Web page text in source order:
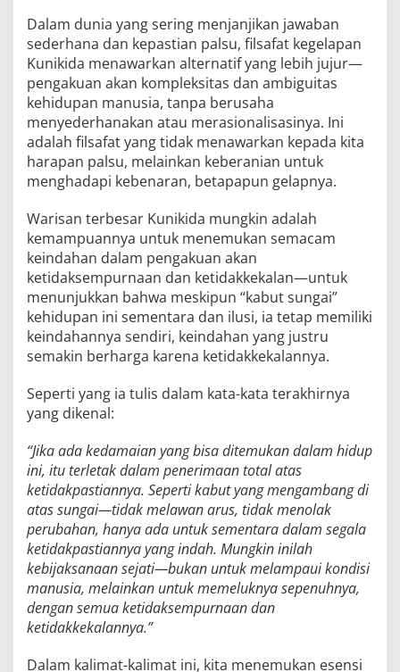
Dalam dunia yang sering menjanjikan jawaban
sederhana dan kepastian palsu, filsafat kegelapan
Kunikida menawarkan alternatif yang lebih jujur—
pengakuan akan kompleksitas dan ambiguitas
kehidupan manusia, tanpa berusaha
menyederhanakan atau merasionalisasinya. Ini
adalah filsafat yang tidak menawarkan kepada kita
harapan palsu, melainkan keberanian untuk
menghadapi kebenaran, betapapun gelapnya.
Warisan terbesar Kunikida mungkin adalah
kemampuannya untuk menemukan semacam
keindahan dalam pengakuan akan
ketidaksempurnaan dan ketidakkekalan—untuk
menunjukkan bahwa meskipun “kabut sungai”
kehidupan ini sementara dan ilusi, ia tetap memiliki
keindahannya sendiri, keindahan yang justru
semakin berharga karena ketidakkekalannya.
Seperti yang ia tulis dalam kata-kata terakhirnya
yang dikenal:
“Jika ada kedamaian yang bisa ditemukan dalam hidup
ini, itu terletak dalam penerimaan total atas
ketidakpastiannya. Seperti kabut yang mengambang di
atas sungai—tidak melawan arus, tidak menolak
perubahan, hanya ada untuk sementara dalam segala
ketidakpastiannya yang indah. Mungkin inilah
kebijaksanaan sejati—bukan untuk melampaui kondisi
manusia, melainkan untuk memeluknya sepenuhnya,
dengan semua ketidaksempurnaan dan
ketidakkekalannya.”
Dalam kalimat-kalimat ini, kita menemukan esensi